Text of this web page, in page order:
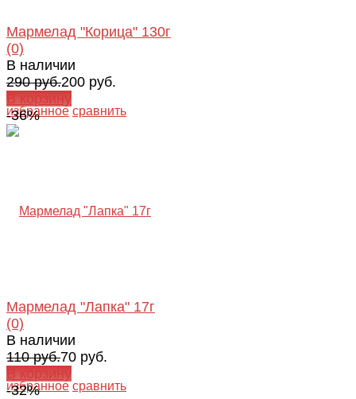
избранное сравнить
Мармелад "Корица" 130г
(0)
В наличии
290 руб.200 руб.
В корзину
-36%
избранное сравнить
Мармелад "Лапка" 17г
(0)
В наличии
110 руб.70 руб.
В корзину
-32%